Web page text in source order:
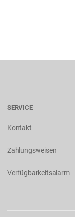
SERVICE
Kontakt
Zahlungsweisen
Verfügbarkeitsalarm